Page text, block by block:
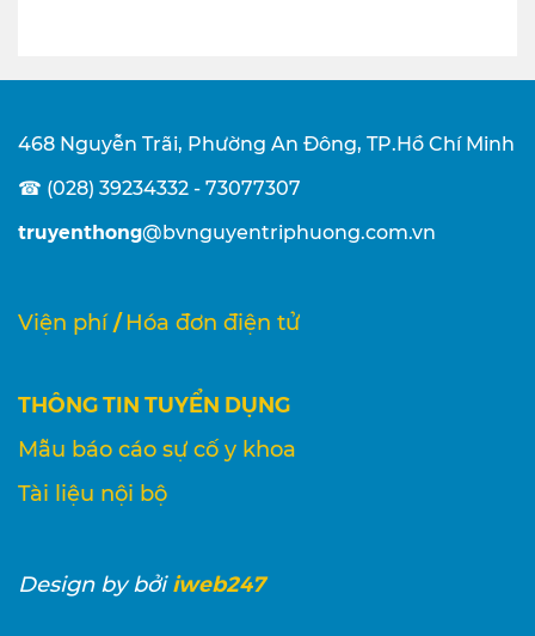
468 Nguyễn Trãi, Phường An Đông, TP.Hồ Chí Minh
☎ (028) 39234332 - 73077307
truyenthong@bvnguyentriphuong.com.vn
Viện phí / Hóa đơn điện tử
THÔNG TIN TUYỂN DỤNG
Mẫu báo cáo sự cố y khoa
Tài liệu nội bộ
Designby bởi iweb247